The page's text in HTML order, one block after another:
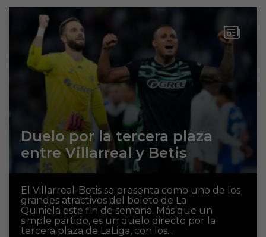
Duelo por la tercera plaza
entre Villarreal y Betis
El Villarreal-Betis se presenta como uno de los
grandes atractivos del boleto de La
Quiniela este fin de semana. Más que un
simple partido, es un duelo directo por la
tercera plaza de LaLiga, con los...